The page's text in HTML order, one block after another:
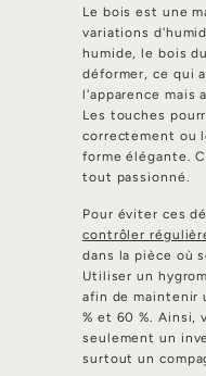
Le bois est une
variations
humide, le bois
déformer, ce qui
l'apparence mais
Les touches
correctement ou
forme élégante.
tout passionné.
Pour éviter ces
contrôler
dans la pièce où
Utiliser un
afin de maintenir
% et 60 %. Ainsi,
seulement un
surtout un